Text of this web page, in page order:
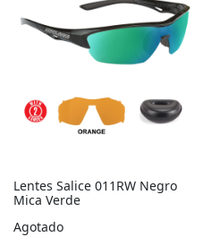
Lentes Salice 011RW Negro
Mica Verde
Agotado